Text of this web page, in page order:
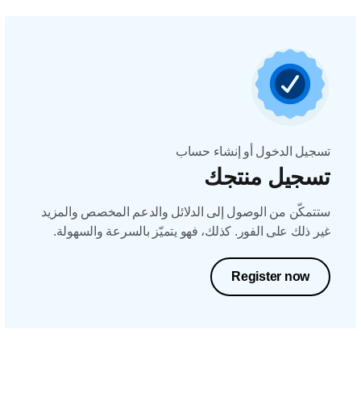
تسجيل الدخول أو إنشاء حساب
تسجيل منتجك
ستتمكّن من الوصول إلى الدلائل والدعم المخصص والمزيد
غير ذلك على الفور. كذلك، فهو يتميّز بالسرعة والسهولة.
Register now